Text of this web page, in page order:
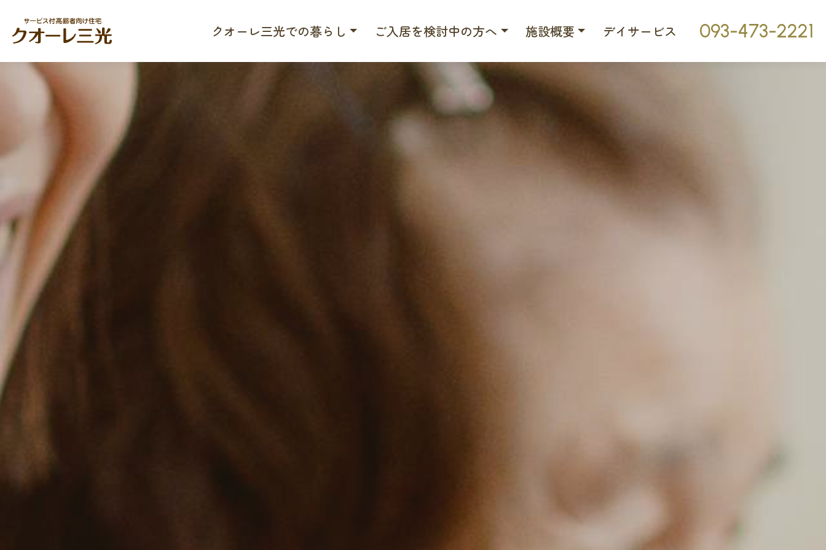
クオーレ三光での暮らし ご入居を検討中の方へ 施設概要 デイサービス 093-473-2221